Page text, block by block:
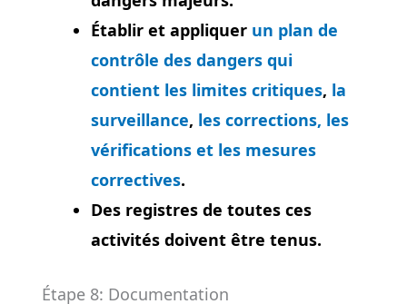
Établir et appliquer un plan de
contrôle des dangers qui
contient les limites critiques, la
surveillance, les corrections, les
vérifications et les mesures
correctives.
Des registres de toutes ces
activités doivent être tenus.
Étape 8: Documentation